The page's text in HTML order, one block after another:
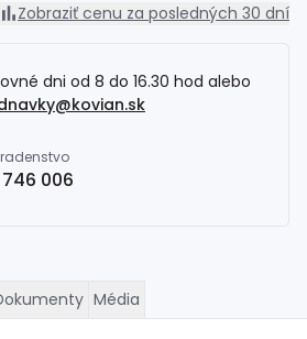
Zobraziť cenu za posledných 30 dní
dni od 8 do 16.30 hod alebo
006
Média